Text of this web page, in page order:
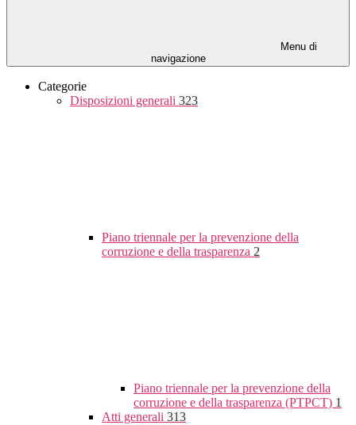
Menu di
navigazione
Categorie
Disposizioni generali 323
Piano triennale per la prevenzione della
corruzione e della trasparenza 2
Piano triennale per la prevenzione della
corruzione e della trasparenza (PTPCT) 1
Atti generali 313